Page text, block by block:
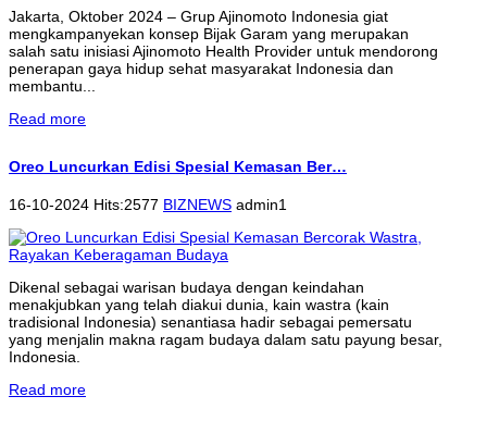
Jakarta, Oktober 2024 – Grup Ajinomoto Indonesia giat
mengkampanyekan konsep Bijak Garam yang merupakan
salah satu inisiasi Ajinomoto Health Provider untuk mendorong
penerapan gaya hidup sehat masyarakat Indonesia dan
membantu...
Read more
Oreo Luncurkan Edisi Spesial Kemasan Ber…
16-10-2024 Hits:2577 BIZNEWS admin1
Dikenal sebagai warisan budaya dengan keindahan
menakjubkan yang telah diakui dunia, kain wastra (kain
tradisional Indonesia) senantiasa hadir sebagai pemersatu
yang menjalin makna ragam budaya dalam satu payung besar,
Indonesia.
Read more